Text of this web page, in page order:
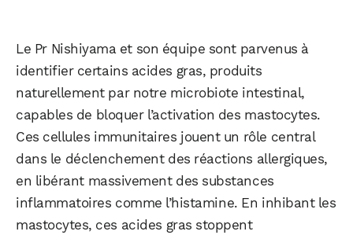
Le Pr Nishiyama et son équipe sont parvenus à
identifier certains acides gras, produits
naturellement par notre microbiote intestinal,
capables de bloquer l’activation des mastocytes.
Ces cellules immunitaires jouent un rôle central
dans le déclenchement des réactions allergiques,
en libérant massivement des substances
inflammatoires comme l’histamine. En inhibant les
mastocytes, ces acides gras stoppent